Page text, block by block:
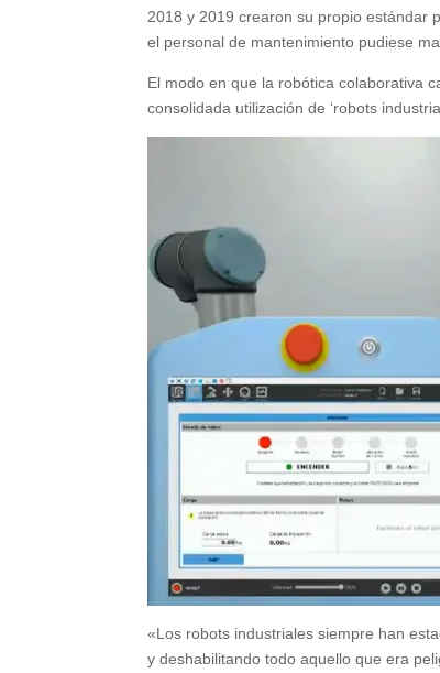
2018 y 2019 crearon su propio estándar
el personal de mantenimiento pudiese
El modo en que la robótica colaborativa
consolidada utilización de ‘robots
«Los robots industriales siempre han
y deshabilitando todo aquello que era